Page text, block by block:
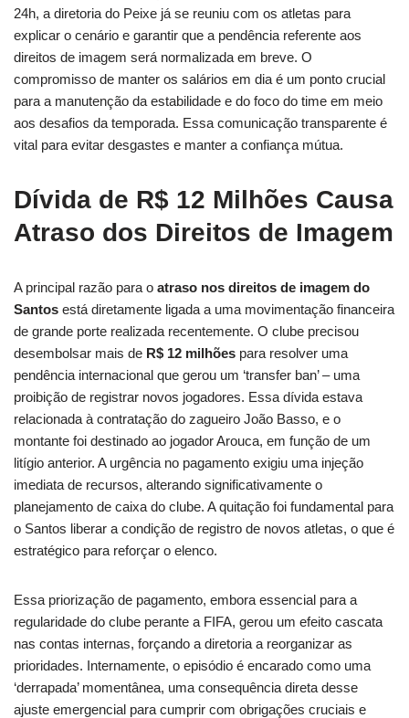
24h, a diretoria do Peixe já se reuniu com os atletas para
explicar o cenário e garantir que a pendência referente aos
direitos de imagem será normalizada em breve. O
compromisso de manter os salários em dia é um ponto crucial
para a manutenção da estabilidade e do foco do time em meio
aos desafios da temporada. Essa comunicação transparente é
vital para evitar desgastes e manter a confiança mútua.
Dívida de R$ 12 Milhões Causa
Atraso dos Direitos de Imagem
A principal razão para o atraso nos direitos de imagem do
Santos está diretamente ligada a uma movimentação financeira
de grande porte realizada recentemente. O clube precisou
desembolsar mais de R$ 12 milhões para resolver uma
pendência internacional que gerou um ‘transfer ban’ – uma
proibição de registrar novos jogadores. Essa dívida estava
relacionada à contratação do zagueiro João Basso, e o
montante foi destinado ao jogador Arouca, em função de um
litígio anterior. A urgência no pagamento exigiu uma injeção
imediata de recursos, alterando significativamente o
planejamento de caixa do clube. A quitação foi fundamental para
o Santos liberar a condição de registro de novos atletas, o que é
estratégico para reforçar o elenco.
Essa priorização de pagamento, embora essencial para a
regularidade do clube perante a FIFA, gerou um efeito cascata
nas contas internas, forçando a diretoria a reorganizar as
prioridades. Internamente, o episódio é encarado como uma
‘derrapada’ momentânea, uma consequência direta desse
ajuste emergencial para cumprir com obrigações cruciais e